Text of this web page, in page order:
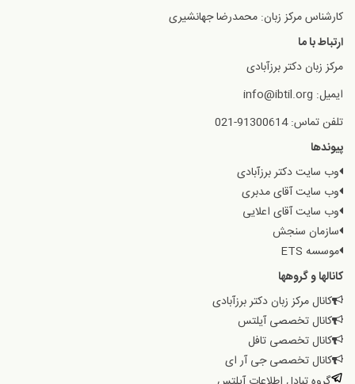
کارشناس مرکز زبان: محمدرضا جهانشیری
ارتباط با ما
مرکز زبان دکتر برزآبادی
ایمیل: info@ibtil.org
تلفن تماس: 91300614-021
پیوندها
وب سایت دکتر برزآبادی
وب سایت آقای مدبری
وب سایت آقای اعلایی
سازمان سنجش
موسسه ETS
کانالها و گروهها
کانال مرکز زبان دکتر برزآبادی
کانال تخصصی آیلتس
کانال تخصصی تافل
کانال تخصصی جی آر ای